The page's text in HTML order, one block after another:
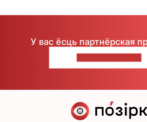
У вас ёсць партнёрская